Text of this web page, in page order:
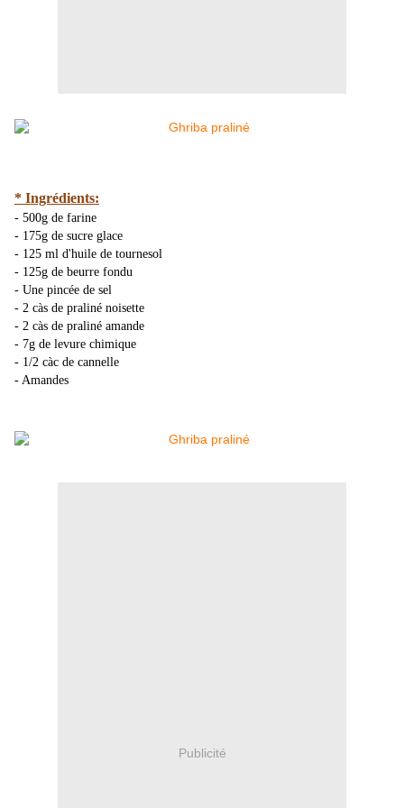
* Ingrédients:
- 500g de farine
- 175g de sucre glace
- 125 ml d'huile de tournesol
- 125g de beurre fondu
- Une pincée de sel
- 2 càs de praliné noisette
- 2 càs de praliné amande
- 7g de levure chimique
- 1/2 càc de cannelle
- Amandes
Publicité